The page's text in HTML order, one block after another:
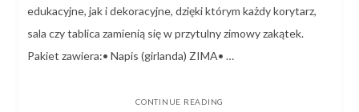
edukacyjne, jak i dekoracyjne, dzięki którym każdy korytarz,
sala czy tablica zamienią się w przytulny zimowy zakątek.
Pakiet zawiera:• Napis (girlanda) ZIMA• …
CONTINUE READING